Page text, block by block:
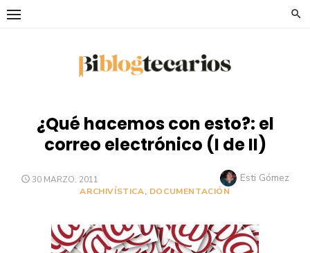
Saltar
¿Qué hacemos con esto?: el
correo electrónico (I de II)
PUBLICADO
30 MARZO, 2011 Autor
Esti Gómez
ARCHIVÍSTICA, DOCUMENTACIÓN